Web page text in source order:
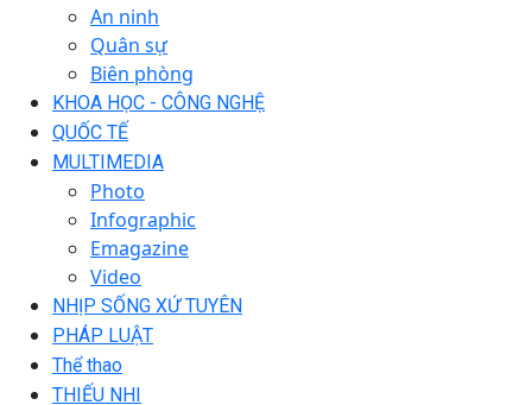
An ninh
Quân sự
Biên phòng
KHOA HỌC - CÔNG NGHỆ
QUỐC TẾ
MULTIMEDIA
Photo
Infographic
Emagazine
Video
NHỊP SỐNG XỨ TUYÊN
PHÁP LUẬT
Thể thao
THIẾU NHI